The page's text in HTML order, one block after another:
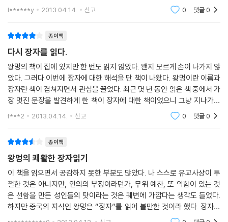
(螳螂拒轍)처럼 주제넘은 것이라고 지적합니다(p. 169). 법으로서 나라
를 다스리고 제도를
l******y 2013.04.14. 신고 0 댓글0
종이책
다시 장자를 읽다.
왕멍의 책이 집에 있지만 한 번도 읽지 않았다. 왠지 모르게 손이 나가지 않
았다. 그러다 이번에 장자에 대한 해석을 단 책이 나왔다. 왕멍이란 이름과
장자란 책이 겹쳐지면서 관심을 끌었다. 최근 몇 년 동안 읽은 책 중에서 가
장 멋진 문장을 발견하게 한 책이 장자에 대한 책이었으니 그냥 지나가기
힘들었다. 이 선택이 결코 쉬운 일이 아니었지만 조금은 잊고 있던 장자에
f***2 2013.04.14. 신고 0 댓글0
종이책
왕멍의 쾌활한 장자읽기
이 책을 읽으면서 공감하지 못한 부분도 많았다. 나 스스로 유교사상이 투
철한 것은 아니지만, 인의의 부정이라던가, 무위 예찬, 또 악함이 있는 것
은 선함을 만든 성인들의 탓이라는 것은 궤변에 가깝다는 생각도 들었다.
하지만 중국의 지식인 왕멍은 “장자”를 읽어 볼만한 것이라 했다. 장자는
장자 본인이 직접 썼다고 알려진 내편과 그의 제자들이 그의 가르침을 썼